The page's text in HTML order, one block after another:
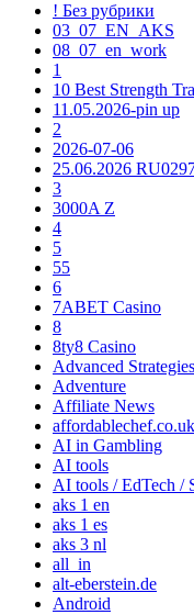
! Без рубрики
03_07_EN_AKS
08_07_en_work
1
10 Best Strength
11.05.2026-pin up
2
2026-07-06
25.06.2026
3
3000A Z
4
5
55
6
7ABET Casino
8
8ty8 Casino
Advanced Strategies
Adventure
Affiliate News
affordablechef.co.uk
AI in Gambling
AI tools
AI tools / EdTech /
aks 1 en
aks 1 es
aks 3 nl
all_in
alt-eberstein.de
Android